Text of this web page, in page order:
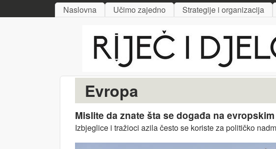
MAIN MENU
Naslovna Učimo zajedno Strategije i organizacija
Evropa
Mislite da znate šta se događa na
Izbjeglice i tražioci azila često se koriste za političko